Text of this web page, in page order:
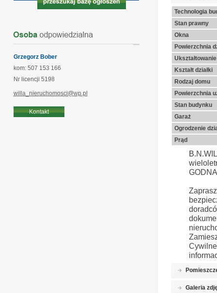
Grzegorz Bober
kom: 507 153 166
Nr licencji 5198
willa_nieruchomosci@wp.pl
Kontakt
Technologia
Stan prawny
Okna
Powierzchnia
Ukształtowanie
Kształt działki
Rodzaj domu
Powierzchnia
Stan budynku
Garaż
Ogrodzenie
Prąd
Galeria